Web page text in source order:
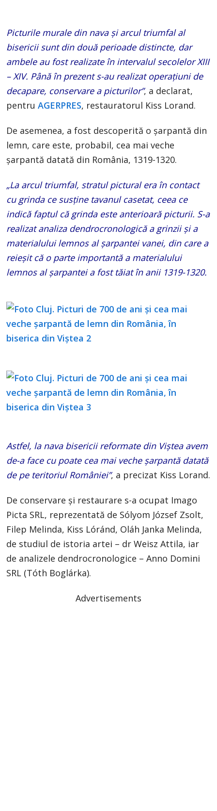
Picturile murale din nava şi arcul triumfal al
bisericii sunt din două perioade distincte, dar
ambele au fost realizate în intervalul secolelor XIII
– XIV. Până în prezent s-au realizat operaţiuni de
decapare, conservare a picturilor”, a declarat,
pentruAGERPRES, restauratorul Kiss Lorand.
De asemenea, a fost descoperită o şarpantă din
lemn, care este, probabil, cea mai veche
şarpantă datată din România, 1319-1320.
„La arcul triumfal, stratul pictural era în contact
cu grinda ce susţine tavanul casetat, ceea ce
indică faptul că grinda este anterioară picturii. S-a
realizat analiza dendrocronologică a grinzii şi a
materialului lemnos al şarpantei vanei, din care a
reieşit că o parte importantă a materialului
lemnos al şarpantei a fost tăiat în anii 1319-1320.
Astfel, la nava bisericii reformate din Viştea avem
de-a face cu poate cea mai veche şarpantă datată
de pe teritoriul României”, a precizat Kiss Lorand.
De conservare şi restaurare s-a ocupat Imago
Picta SRL, reprezentată de Sólyom József Zsolt,
Filep Melinda, Kiss Lóránd, Oláh Janka Melinda,
de studiul de istoria artei – dr Weisz Attila, iar
de analizele dendrocronologice – Anno Domini
SRL (Tóth Boglárka).
Advertisements